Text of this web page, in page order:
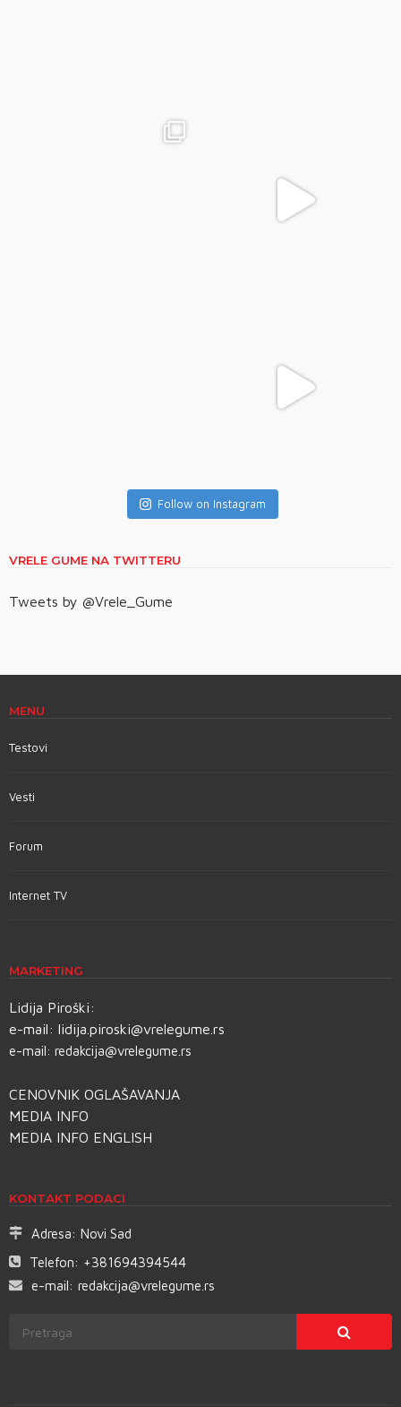
Follow on Instagram
VRELE GUME NA TWITTERU
Tweets by @Vrele_Gume
MENU
Testovi
Vesti
Forum
Internet TV
MARKETING
Lidija Piroški:
e-mail: lidija.piroski@vrelegume.rs
e-mail: redakcija@vrelegume.rs
CENOVNIK OGLAŠAVANJA
MEDIA INFO
MEDIA INFO ENGLISH
KONTAKT PODACI
Adresa: Novi Sad
Telefon: +381694394544
e-mail: redakcija@vrelegume.rs